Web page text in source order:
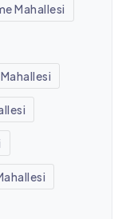
Mahallesi